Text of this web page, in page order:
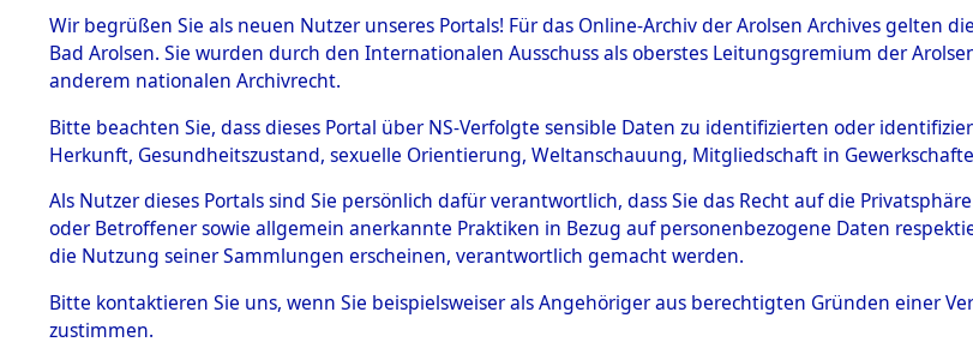
HOME BESTANDSBESCHREIBUNG ARCHIVALE ÜBERSICHT
BESTÄNDE
Inhaftierungsdoku
mente
5. Verschiedenes
Todesmärsche
5.3.1 Alliierte
Ermittlungen zu den Orten
0003 (84606566)→0148
0148
Wir begrüßen Sie als neuen Nutzer unseres Portals! Für das Online-Archiv der Arolsen Archives gelten
Bad Arolsen. Sie wurden durch den Internationalen Ausschuss als oberstes Leitungsgremium der
anderem nationalen Archivrecht.
Bitte beachten Sie, dass dieses Portal über NS-Verfolgte sensible Daten zu identifizierten oder
Herkunft, Gesundheitszustand, sexuelle Orientierung, Weltanschauung, Mitgliedschaft in
Als Nutzer dieses Portals sind Sie persönlich dafür verantwortlich, dass Sie das Recht auf die
oder Betroffener sowie allgemein anerkannte Praktiken in Bezug auf personenbezogene Daten
die Nutzung seiner Sammlungen erscheinen, verantwortlich gemacht werden.
Bitte kontaktieren Sie uns, wenn Sie beispielsweiser als Angehöriger aus berechtigten Gründen einer
zustimmen.